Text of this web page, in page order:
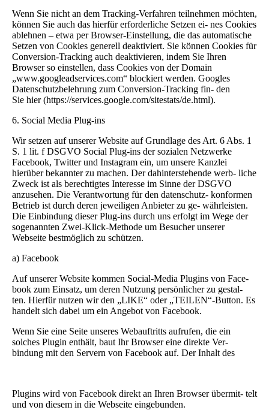
Wenn Sie nicht an dem Tracking-Verfahren teilnehmen möchten,
können Sie auch das hierfür erforderliche Setzen ei- nes Cookies
ablehnen – etwa per Browser-Einstellung, die das automatische
Setzen von Cookies generell deaktiviert. Sie können Cookies für
Conversion-Tracking auch deaktivieren, indem Sie Ihren
Browser so einstellen, dass Cookies von der Domain
„www.googleadservices.com“ blockiert werden. Googles
Datenschutzbelehrung zum Conversion-Tracking fin- den
Sie hier (https://services.google.com/sitestats/de.html).
6. Social Media Plug-ins
Wir setzen auf unserer Website auf Grundlage des Art. 6 Abs. 1
S. 1 lit. f DSGVO Social Plug-ins der sozialen Netzwerke
Facebook, Twitter und Instagram ein, um unsere Kanzlei
hierüber bekannter zu machen. Der dahinterstehende werb- liche
Zweck ist als berechtigtes Interesse im Sinne der DSGVO
anzusehen. Die Verantwortung für den datenschutz- konformen
Betrieb ist durch deren jeweiligen Anbieter zu ge- währleisten.
Die Einbindung dieser Plug-ins durch uns erfolgt im Wege der
sogenannten Zwei-Klick-Methode um Besucher unserer
Webseite bestmöglich zu schützen.
a) Facebook
Auf unserer Website kommen Social-Media Plugins von Face-
book zum Einsatz, um deren Nutzung persönlicher zu gestal-
ten. Hierfür nutzen wir den „LIKE“ oder „TEILEN“-Button. Es
handelt sich dabei um ein Angebot von Facebook.
Wenn Sie eine Seite unseres Webauftritts aufrufen, die ein
solches Plugin enthält, baut Ihr Browser eine direkte Ver-
bindung mit den Servern von Facebook auf. Der Inhalt des
Plugins wird von Facebook direkt an Ihren Browser übermit- telt
und von diesem in die Webseite eingebunden.